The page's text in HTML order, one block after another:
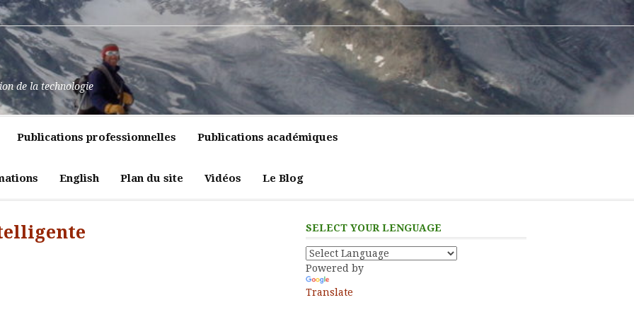
de la technologie
Publications professionnelles Publications académiques
English Plan du site Vidéos Le Blog
SELECT YOUR LENGUAGE
Powered by
Translate